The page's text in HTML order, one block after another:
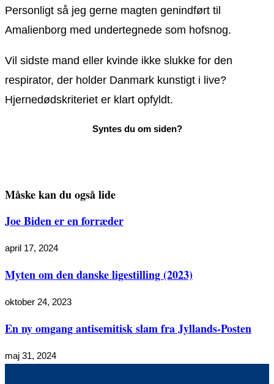
Personligt så jeg gerne magten genindført til
Amalienborg med undertegnede som hofsnog.
Vil sidste mand eller kvinde ikke slukke for den
respirator, der holder Danmark kunstigt i live?
Hjernedødskriteriet er klart opfyldt.
Måske kan du også lide
Joe Biden er en forræder
april 17, 2024
Myten om den danske ligestilling (2023)
oktober 24, 2023
En ny omgang antisemitisk slam fra Jyllands-Posten
maj 31, 2024